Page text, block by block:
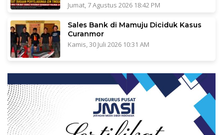
Jumat, 7 Agustus 2026 18:42 PM
Sales Bank di Mamuju Diciduk Kasus
Curanmor
Kamis, 30 Juli 2026 10:31 AM